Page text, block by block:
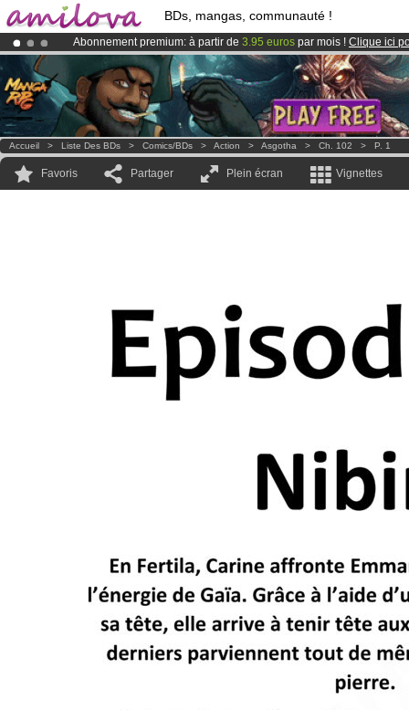
BDs, mangas, communauté !
Abonnement premium: à partir de 3.95 euros par mois ! Clique ici
LeKickstarter Amilova est désormais lancé!.
Déjà 134393membreset 1208BDs & Mangas!
Accueil > Liste Des BDs > Comics/BDs > Action > Asgotha > Ch. 102 > P. 1
Favoris Partager Plein écran Vignettes